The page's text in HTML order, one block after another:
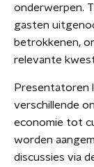
onderwerpen.
gasten
betrokkenen,
relevante
Presentatoren
verschillende
economie tot
worden
discussies via